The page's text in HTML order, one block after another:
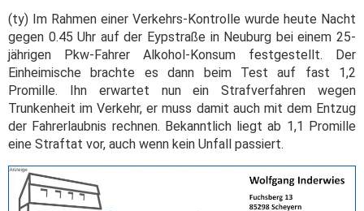
(ty) Im Rahmen einer Verkehrs-Kontrolle wurde heute Nacht
gegen 0.45 Uhr auf der Eypstraße in Neuburg bei einem 25-
jährigen Pkw-Fahrer Alkohol-Konsum festgestellt. Der
Einheimische brachte es dann beim Test auf fast 1,2
Promille. Ihn erwartet nun ein Strafverfahren wegen
Trunkenheit im Verkehr, er muss damit auch mit dem Entzug
der Fahrerlaubnis rechnen. Bekanntlich liegt ab 1,1 Promille
eine Straftat vor, auch wenn kein Unfall passiert.